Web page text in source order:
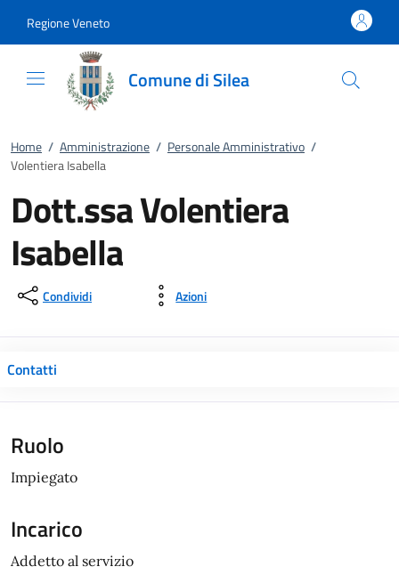
Regione Veneto
Comune di Silea
Home / Amministrazione / Personale Amministrativo /
Volentiera Isabella
Dott.ssa Volentiera
Isabella
Condividi Azioni
Contatti
Ruolo
Impiegato
Incarico
Addetto al servizio